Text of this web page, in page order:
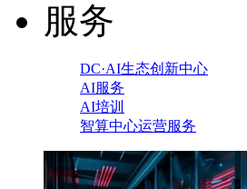
服务
DC·AI生态创新中心
AI服务
AI培训
智算中心运营服务